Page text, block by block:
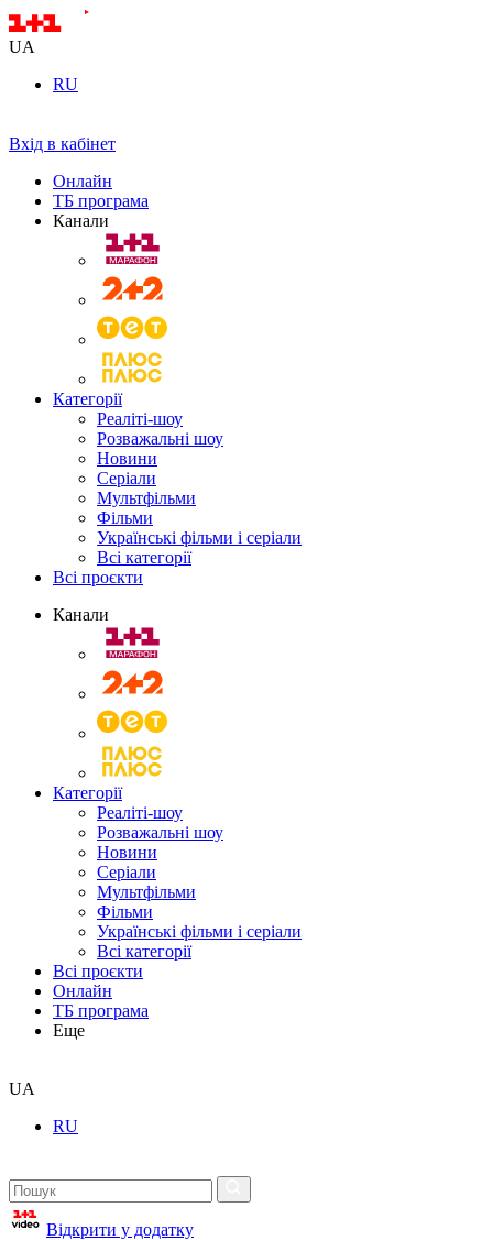
UA
RU
Вхід в кабінет
Онлайн
ТБ програма
Канали
Категорії
Реаліті-шоу
Розважальні шоу
Новини
Серіали
Мультфільми
Фільми
Українські фільми і серіали
Всі категорії
Всі проєкти
Канали
Категорії
Реаліті-шоу
Розважальні шоу
Новини
Серіали
Мультфільми
Фільми
Українські фільми і серіали
Всі категорії
Всі проєкти
Онлайн
ТБ програма
Еще
UA
RU
Відкрити у додатку